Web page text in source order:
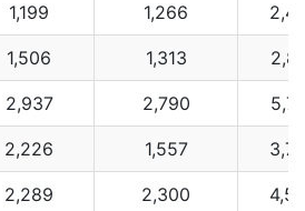
1,199 1,266
1,506 1,313
2,937 2,790
2,226 1,557
2,289 2,300